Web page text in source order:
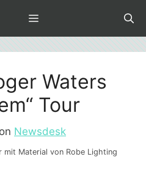
MENÜ
Waters
Tour
Newsdesk
mit Material von Robe Lighting